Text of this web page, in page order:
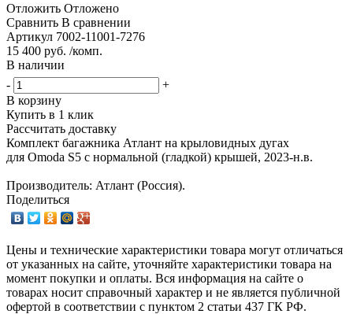
Отложить Отложено
Сравнить В сравнении
Артикул 7002-11001-7276
15 400 руб. /комп.
В наличии
-
+
В корзину
Купить в 1 клик
Рассчитать доставку
Комплект багажника Атлант на крыловидных дугах
для Omoda S5 с нормальной (гладкой) крышей, 2023-н.в.
Производитель: Атлант (Россия).
Поделиться
Цены и технические характеристики товара могут отличаться
от указанных на сайте, уточняйте характеристики товара на
момент покупки и оплаты. Вся информация на сайте о
товарах носит справочный характер и не является публичной
офертой в соответствии с пунктом 2 статьи 437 ГК РФ.